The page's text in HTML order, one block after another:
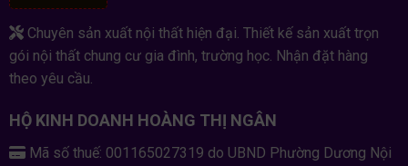
Chuyên sản xuất nội thất hiện đại. Thiết kế sản xuất trọn
gói nội thất chung cư gia đình, trường học. Nhận đặt hàng
theo yêu cầu.
HỘ KINH DOANH HOÀNG THỊ NGÂN
Mã số thuế: 001165027319 do UBND Phường Dương Nội